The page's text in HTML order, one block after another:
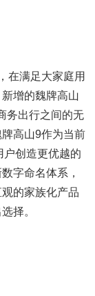
在满足大家庭用
增的魏牌高山
务出行之间的无
高山9作为当前
创造更优越的
字命名体系，
的家族化产品
择。